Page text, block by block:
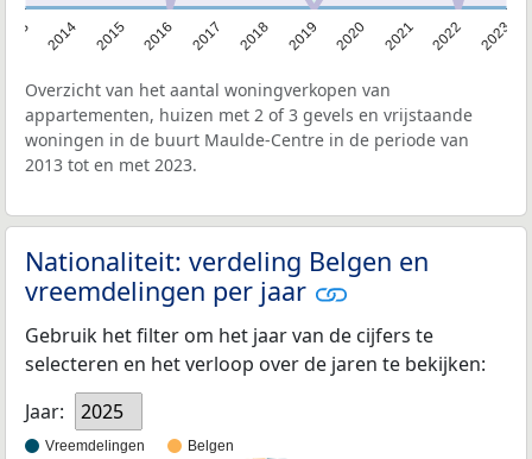
2014 2015 2016 2017 2018 2019 2020 2021 2022 2023
Overzicht van het aantal woningverkopen van
appartementen, huizen met 2 of 3 gevels en vrijstaande
woningen in de buurt Maulde-Centre in de periode van
2013 tot en met 2023.
Nationaliteit: verdeling Belgen en
vreemdelingen per jaar
Gebruik het filter om het jaar van de cijfers te
selecteren en het verloop over de jaren te bekijken:
Jaar:
2025
Vreemdelingen Belgen